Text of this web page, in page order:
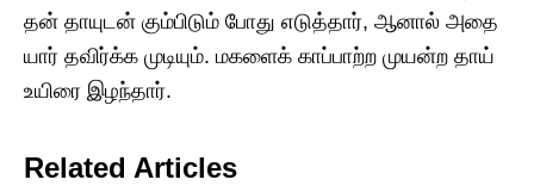
தன் தாயுடன் கும்பிடும் போது எடுத்தார், ஆனால் அதை
யார் தவிர்க்க முடியும். மகளைக் காப்பாற்ற முயன்ற தாய்
உயிரை இழந்தார்.
Related Articles